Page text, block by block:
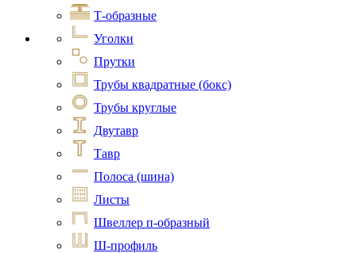
Т-образные
Уголки
Прутки
Трубы квадратные (бокс)
Трубы круглые
Двутавр
Тавр
Полоса (шина)
Листы
Швеллер п-образный
Ш-профиль